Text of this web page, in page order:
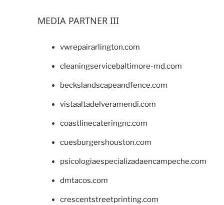
MEDIA PARTNER III
vwrepairarlington.com
cleaningservicebaltimore-md.com
beckslandscapeandfence.com
vistaaltadelveramendi.com
coastlinecateringnc.com
cuesburgershouston.com
psicologiaespecializadaencampeche.com
dmtacos.com
crescentstreetprinting.com